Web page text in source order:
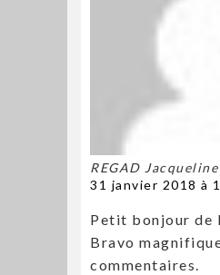
REGAD Jacqueline
31 janvier 2018 à
Petit bonjour de
Bravo
commentaires.